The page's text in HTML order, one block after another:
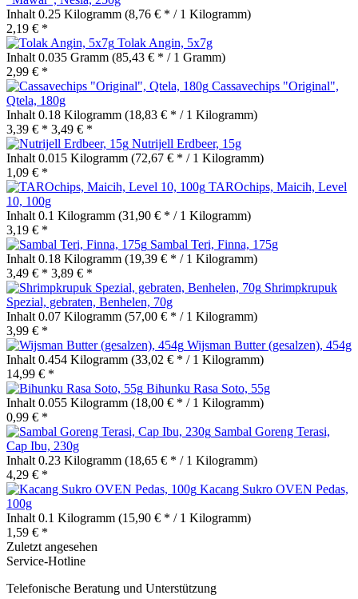
Inhalt 0.25 Kilogramm (8,76 € * / 1 Kilogramm)
2,19 € *
Tolak Angin, 5x7g
Inhalt 0.035 Gramm (85,43 € * / 1 Gramm)
2,99 € *
Cassavechips "Original",
Qtela, 180g
Inhalt 0.18 Kilogramm (18,83 € * / 1 Kilogramm)
3,39 € * 3,49 € *
Nutrijell Erdbeer, 15g
Inhalt 0.015 Kilogramm (72,67 € * / 1 Kilogramm)
1,09 € *
TAROchips, Maicih, Level
10, 100g
Inhalt 0.1 Kilogramm (31,90 € * / 1 Kilogramm)
3,19 € *
Sambal Teri, Finna, 175g
Inhalt 0.18 Kilogramm (19,39 € * / 1 Kilogramm)
3,49 € * 3,89 € *
Shrimpkrupuk
Spezial, gebraten, Benhelen, 70g
Inhalt 0.07 Kilogramm (57,00 € * / 1 Kilogramm)
3,99 € *
Wijsman Butter (gesalzen), 454g
Inhalt 0.454 Kilogramm (33,02 € * / 1 Kilogramm)
14,99 € *
Bihunku Rasa Soto, 55g
Inhalt 0.055 Kilogramm (18,00 € * / 1 Kilogramm)
0,99 € *
Sambal Goreng Terasi,
Cap Ibu, 230g
Inhalt 0.23 Kilogramm (18,65 € * / 1 Kilogramm)
4,29 € *
Kacang Sukro OVEN Pedas,
100g
Inhalt 0.1 Kilogramm (15,90 € * / 1 Kilogramm)
1,59 € *
Zuletzt angesehen
Service-Hotline
Telefonische Beratung und Unterstützung